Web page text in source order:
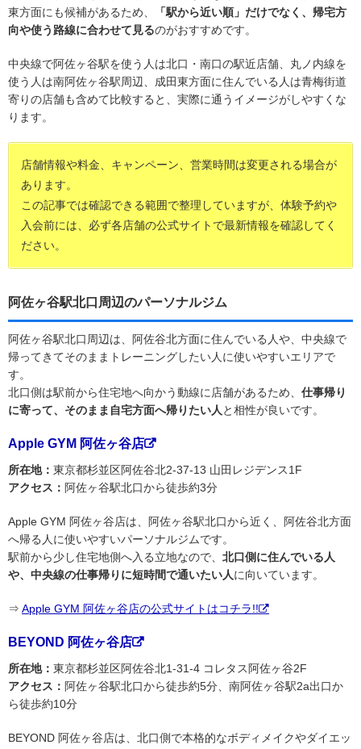
東方面にも候補があるため、
「駅から近い順」だけでなく、帰宅方
向や使う路線に合わせて見るのがおすすめです。
中央線で阿佐ヶ谷駅を使う人は北口・南口の駅近店舗、丸ノ内線を
使う人は南阿佐ヶ谷駅周辺、成田東方面に住んでいる人は青梅街道
寄りの店舗も含めて比較すると、実際に通うイメージがしやすくな
ります。
店舗情報や料金、キャンペーン、営業時間は変更される場合が
あります。
この記事では確認できる範囲で整理していますが、体験予約や
入会前には、必ず各店舗の公式サイトで最新情報を確認してく
ださい。
阿佐ヶ谷駅北口周辺のパーソナルジム
阿佐ヶ谷駅北口周辺は、阿佐谷北方面に住んでいる人や、中央線で
帰ってきてそのままトレーニングしたい人に使いやすいエリアで
す。
北口側は駅前から住宅地へ向かう動線に店舗があるため、 仕事帰り
に寄って、そのまま自宅方面へ帰りたい人 と相性が良いです。
Apple GYM 阿佐ヶ谷店
所在地： 東京都杉並区阿佐谷北2-37-13 山田レジデンス1F
アクセス： 阿佐ヶ谷駅北口から徒歩約3分
Apple GYM 阿佐ヶ谷店は、阿佐ヶ谷駅北口から近く、阿佐谷北方面
へ帰る人に使いやすいパーソナルジムです。
駅前から少し住宅地側へ入る立地なので、 北口側に住んでいる人
や、中央線の仕事帰りに短時間で通いたい人に向いています。
⇒ Apple GYM 阿佐ヶ谷店の公式サイトはコチラ!!
BEYOND 阿佐ヶ谷店
所在地： 東京都杉並区阿佐谷北1-31-4 コレタス阿佐ヶ谷2F
アクセス： 阿佐ヶ谷駅北口から徒歩約5分、南阿佐ヶ谷駅2a出口か
ら徒歩約10分
BEYOND 阿佐ヶ谷店は、北口側で本格的なボディメイクやダイエッ